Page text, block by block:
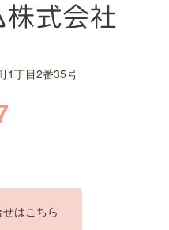
1丁目2番35号
はこちら